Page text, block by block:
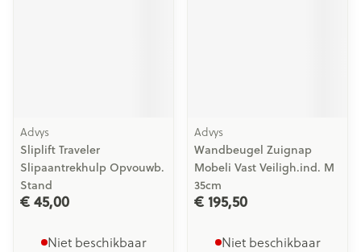
Advys
Sliplift Traveler
Slipaantrekhulp Opvouwb.
Stand
€ 45,00
Niet beschikbaar
Advys
Wandbeugel Zuignap
Mobeli Vast Veiligh.ind. M
35cm
€ 195,50
Niet beschikbaar